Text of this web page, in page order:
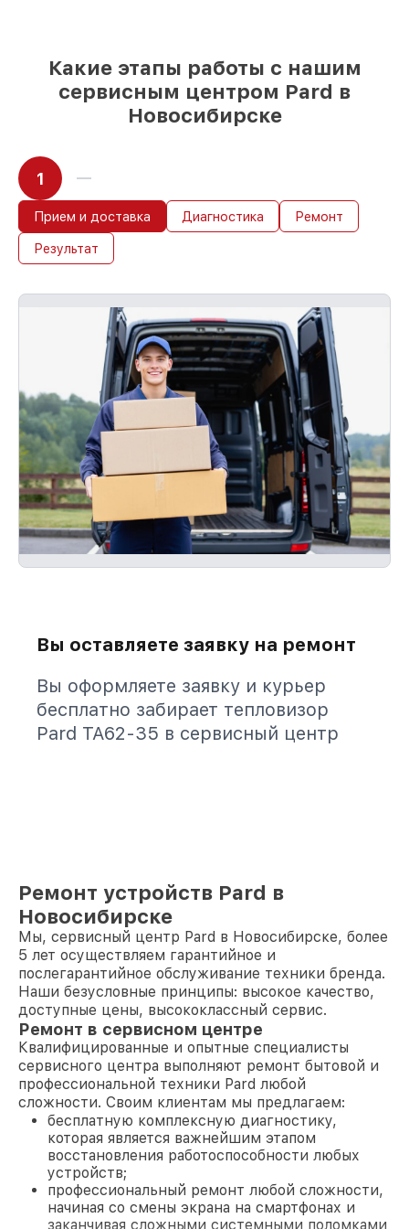
Какие этапы работы с нашим
сервисным центром Pard в
Новосибирске
1
Прием и доставка Диагностика Ремонт
Результат
Вы оставляете заявку на ремонт
Вы оформляете заявку и курьер
бесплатно забирает тепловизор
Pard TA62-35 в сервисный центр
Ремонт устройств Pard в
Новосибирске
Мы, сервисный центр Pard в Новосибирске, более
5 лет осуществляем гарантийное и
послегарантийное обслуживание техники бренда.
Наши безусловные принципы: высокое качество,
доступные цены, высококлассный сервис.
Ремонт в сервисном центре
Квалифицированные и опытные специалисты
сервисного центра выполняют ремонт бытовой и
профессиональной техники Pard любой
сложности. Своим клиентам мы предлагаем:
бесплатную комплексную диагностику,
которая является важнейшим этапом
восстановления работоспособности любых
устройств;
профессиональный ремонт любой сложности,
начиная со смены экрана на смартфонах и
заканчивая сложными системными поломками